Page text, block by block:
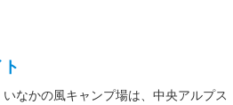
なかの風キャンプ場は、中央アルプス